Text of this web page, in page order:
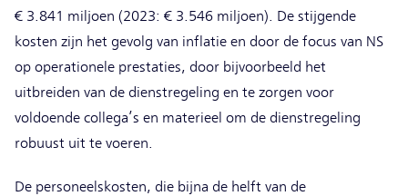
€ 3.841 miljoen (2023: € 3.546 miljoen). De stijgende
kosten zijn het gevolg van inflatie en door de focus van NS
op operationele prestaties, door bijvoorbeeld het
uitbreiden van de dienstregeling en te zorgen voor
voldoende collega’s en materieel om de dienstregeling
robuust uit te voeren.
De personeelskosten, die bijna de helft van de